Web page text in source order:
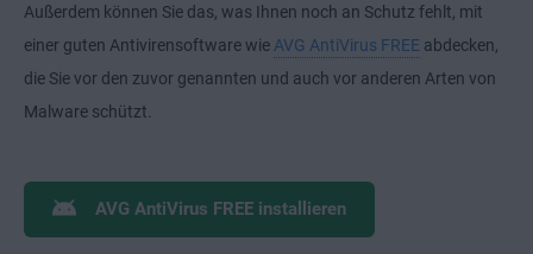
Außerdem können Sie das, was Ihnen noch an Schutz fehlt, mit
einer guten Antivirensoftware wie AVG AntiVirus FREE abdecken,
die Sie vor den zuvor genannten und auch vor anderen Arten von
Malware schützt.
AVG AntiVirus FREE installieren